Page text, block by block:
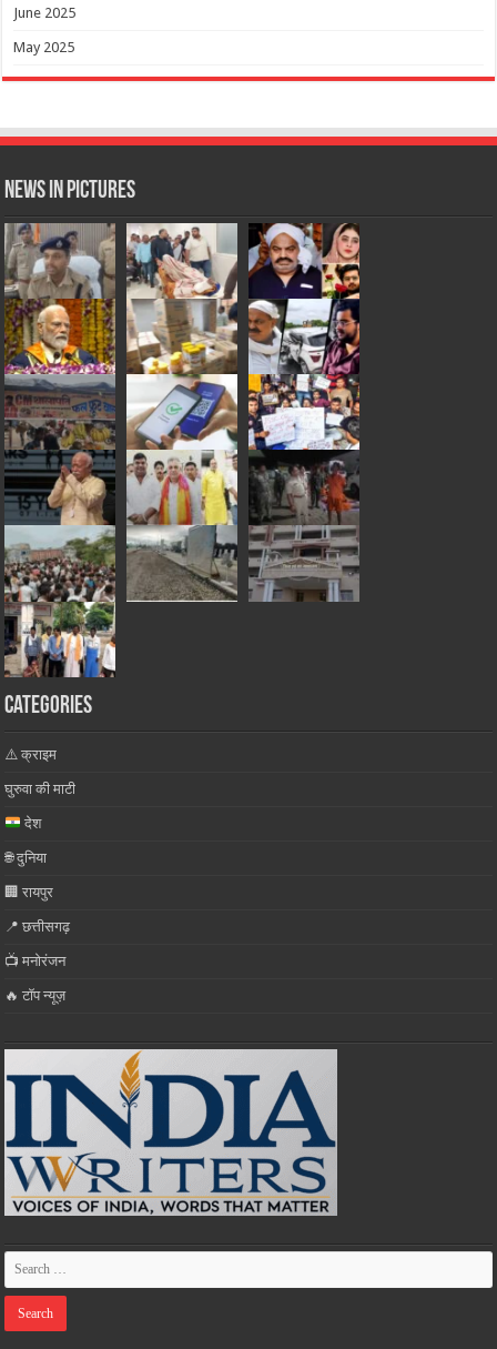
June 2025
May 2025
News in Pictures
Categories
⚠️ क्राइम
घुरुवा की माटी
देश
🌐 दुनिया
🏢 रायपुर
📍 छत्तीसगढ़
📺 मनोरंजन
🔥 टॉप न्यूज़